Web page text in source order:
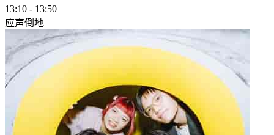
13:10 - 13:50
应声倒地